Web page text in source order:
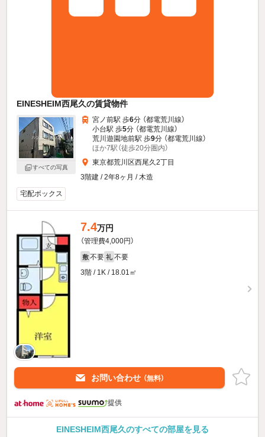
EINESHEIM西尾久の賃貸物件
すべての写真
宮ノ前駅 歩6分 （都電荒川線）
小台駅 歩5分 （都電荒川線）
荒川遊園地前駅 歩9分 （都電荒川線）
ほか7駅（徒歩20分圏内）
東京都荒川区西尾久2丁目
3階建 / 2年8ヶ月 / 木造
宅配ボックス
7.4万円
（管理費4,000円）
敷 不要 礼 不要
3階 / 1K / 18.01㎡
お問い合わせ （無料）
提供
EINESHEIM西尾久のすべての部屋を見る